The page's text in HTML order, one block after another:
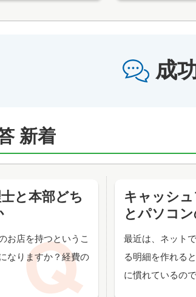
成
新着
と本部どち
お店を持つというこ
なりますか？経費の
キャッシ
とパソコ
最近は、ネット
る明細を作れる
に慣れているの